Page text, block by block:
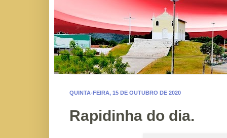
QUINTA-FEIRA, 15 DE OUTUBRO DE 2020
Rapidinha do dia.